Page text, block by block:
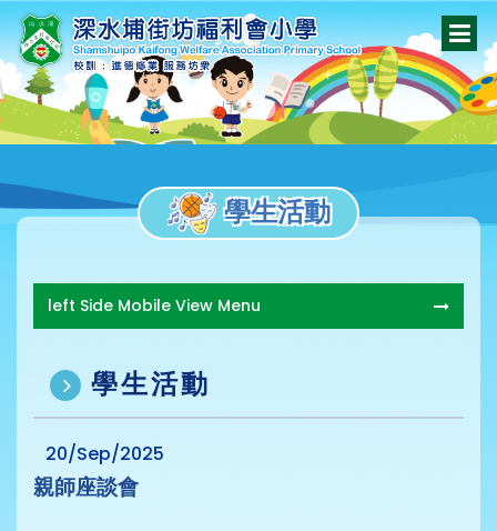
學生活動
left Side Mobile View Menu
學生活動
20/Sep/2025
親師座談會